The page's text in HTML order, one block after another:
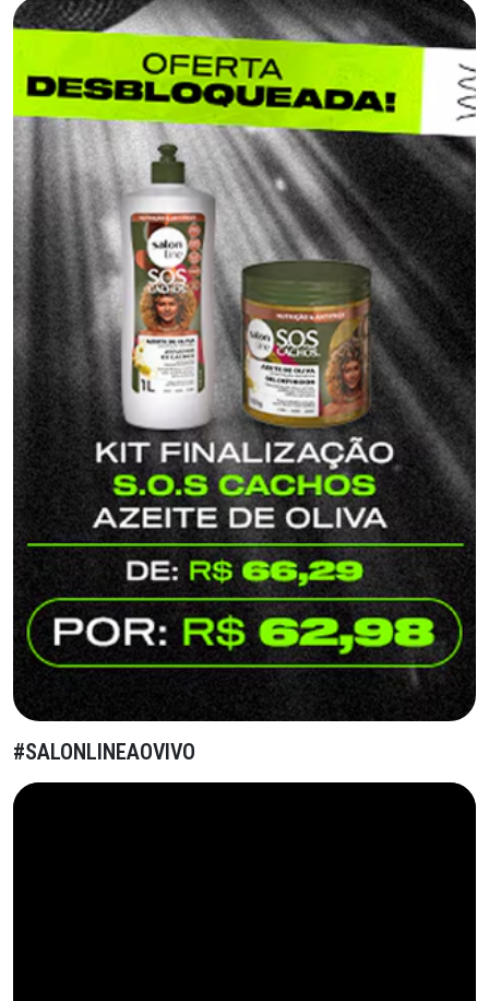
#SALONLINEAOVIVO